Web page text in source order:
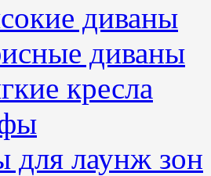
диваны
диваны
кресла
для лаунж зон